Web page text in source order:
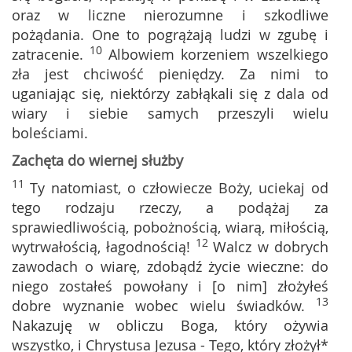
oraz w liczne nierozumne i szkodliwe
pożądania. One to pogrążają ludzi w zgubę i
zatracenie. 10 Albowiem korzeniem wszelkiego
zła jest chciwość pieniędzy. Za nimi to
uganiając się, niektórzy zabłąkali się z dala od
wiary i siebie samych przeszyli wielu
boleściami.
Zachęta do wiernej służby
11 Ty natomiast, o człowiecze Boży, uciekaj od
tego rodzaju rzeczy, a podążaj za
sprawiedliwością, pobożnością, wiarą, miłością,
wytrwałością, łagodnością! 12Walcz w dobrych
zawodach o wiarę, zdobądź życie wieczne: do
niego zostałeś powołany i [o nim] złożyłeś
dobre wyznanie wobec wielu świadków. 13
Nakazuję w obliczu Boga, który ożywia
wszystko, i Chrystusa Jezusa - Tego, który złożył*